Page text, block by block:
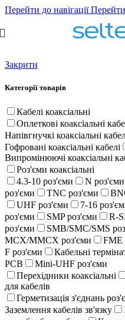
Перейти до навігації
Закрити
Категорії товарів
Кабелі коаксіальні
Оплеткові коаксіальні
Напівгнучкі коаксіальні
Гофровані коаксіальні кабелі
Випромінюючі коаксіальні
Роз'єми коаксіальні
4.3-10 роз'єми
N роз'єми
роз'єми
TNC роз'єми
UHF роз'єми
7-16
роз'єми
SMP роз'єми
R-
роз'єми
SMB/SMC/SMS
MCX/MMCX роз'єми
FME
F роз'єми
Кабельні
PCB
Mini-UHF роз'єми
Перехідники коаксіальні
для кабелів
Герметизація з'єднань
Заземлення кабелів зв'язку